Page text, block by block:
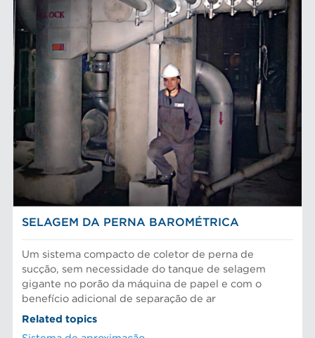
SELAGEM DA PERNA BAROMÉTRICA
Um sistema compacto de coletor de perna de
sucção, sem necessidade do tanque de selagem
gigante no porão da máquina de papel e com o
benefício adicional de separação de ar
Related topics